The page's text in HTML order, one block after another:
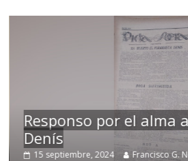
Responso por el alma
Denís
15 septiembre, 2024 Francisco G.